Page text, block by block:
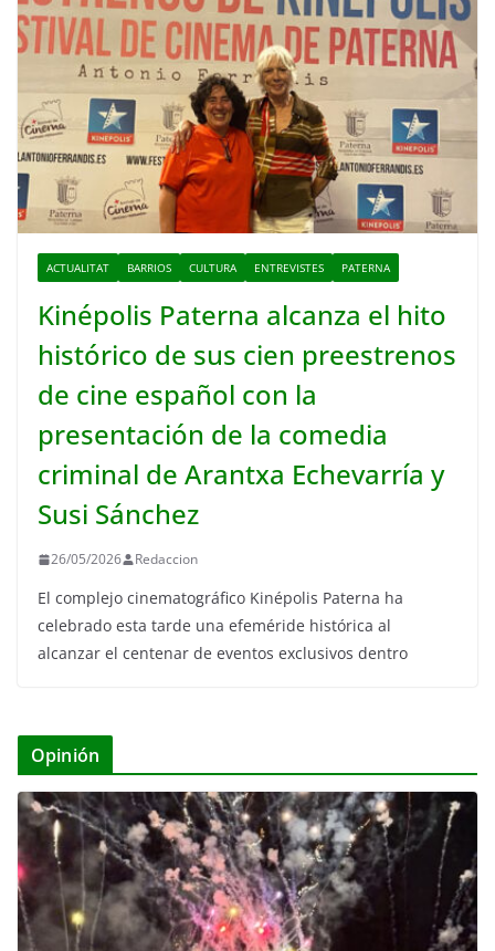
ACTUALITAT BARRIOS CULTURA ENTREVISTES PATERNA
Kinépolis Paterna alcanza el hito
histórico de sus cien preestrenos
de cine español con la
presentación de la comedia
criminal de Arantxa Echevarría y
Susi Sánchez
26/05/2026 Redaccion
El complejo cinematográfico Kinépolis Paterna ha
celebrado esta tarde una efeméride histórica al
alcanzar el centenar de eventos exclusivos dentro
Opinión